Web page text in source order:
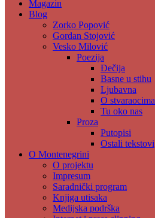
Magazin
Blog
Zorko Popović
Gordan Stojović
Vesko Milović
Poezija
Đečija
Basne u stihu
Ljubavna
O stvaraocima
Tu oko nas
Proza
Putopisi
Ostali tekstovi
O Montenegrini
O projektu
Impresum
Saradnički program
Knjiga utisaka
Medijska podrška